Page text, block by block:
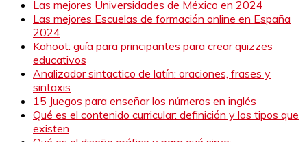
Las mejores Universidades de México en 2024
Las mejores Escuelas de formación online en España
2024
Kahoot: guía para principantes para crear quizzes
educativos
Analizador sintactico de latín: oraciones, frases y
sintaxis
15 Juegos para enseñar los números en inglés
Qué es el contenido curricular: definición y los tipos que
existen